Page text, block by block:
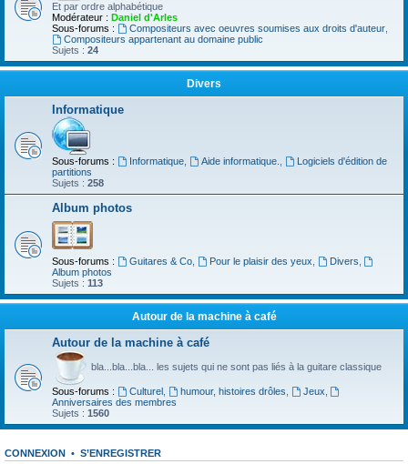
Et par ordre alphabétique
Modérateur : Daniel d'Arles
Sous-forums :
Compositeurs avec oeuvres soumises aux droits d'auteur,
Compositeurs appartenant au domaine public
Sujets : 24
Divers
Informatique
Sous-forums : Informatique, Aide informatique.
Logiciels d'édition de
partitions
Sujets : 258
Album photos
Sous-forums : Guitares & Co, Pour le plaisir des yeux Divers
Album photos
Sujets : 113
Autour de la machine à café
Autour de la machine à café
bla...bla...bla... les sujets qui ne sont pas liés à la guitare classique
Sous-forums : Culturel, humour, histoires drôles Jeux
Anniversaires des membres
Sujets : 1560
CONNEXION • S’ENREGISTRER